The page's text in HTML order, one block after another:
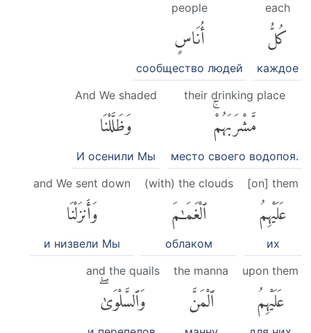
each
كُلُّ
каждое
people
أُنَاسٍ
сообщество людей
their drinking place
مَّشْرَبَهُمْۚ
место своего водопоя.
And We shaded
وَظَلَّلْنَا
И осенили Мы
[on] them
عَلَيْهِمُ
их
(with) the clouds
ٱلْغَمَٰمَ
облаком
and We sent down
وَأَنزَلْنَا
и низвели Мы
upon them
عَلَيْهِمُ
the manna
ٱلْمَنَّ
and the quails
وَٱلسَّلْوَىٰۖ